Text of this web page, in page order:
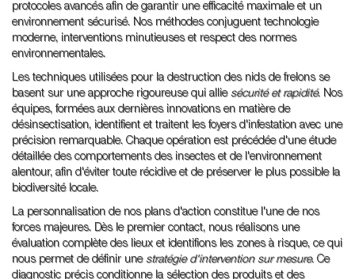
protocoles avancés afin de garantir une efficacité maximale et un
environnement sécurisé. Nos méthodes conjuguent technologie
moderne, interventions minutieuses et respect des normes
environnementales.
Les techniques utilisées pour la destruction des nids de frelons se
basent sur une approche rigoureuse qui allie sécurité et rapidité. Nos
équipes, formées aux dernières innovations en matière de
désinsectisation, identifient et traitent les foyers d'infestation avec une
précision remarquable. Chaque opération est précédée d'une étude
détaillée des comportements des insectes et de l'environnement
alentour, afin d'éviter toute récidive et de préserver le plus possible la
biodiversité locale.
La personnalisation de nos plans d'action constitue l'une de nos
forces majeures. Dès le premier contact, nous réalisons une
évaluation complète des lieux et identifions les zones à risque, ce qui
nous permet de définir une stratégie d'intervention sur mesure. Ce
diagnostic précis conditionne la sélection des produits et des